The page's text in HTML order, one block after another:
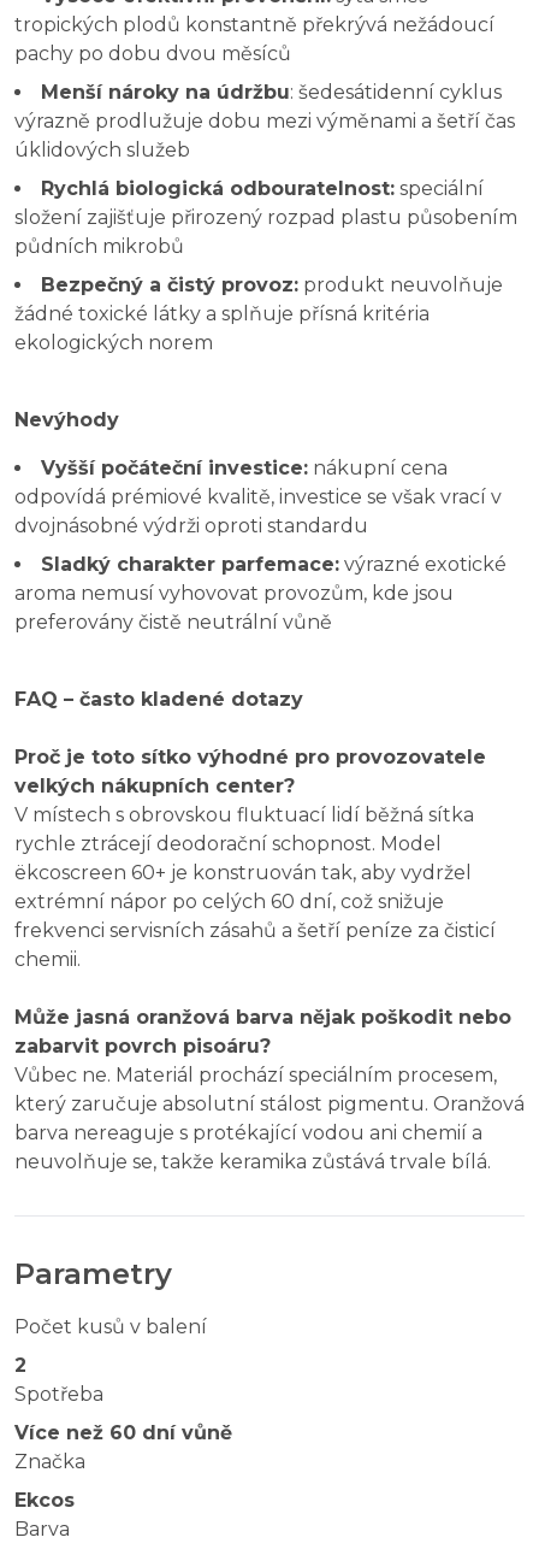
tropických plodů konstantně překrývá nežádoucí
pachy po dobu dvou měsíců
Menší nároky na údržbu: šedesátidenní cyklus
výrazně prodlužuje dobu mezi výměnami a šetří čas
úklidových služeb
Rychlá biologická odbouratelnost: speciální
složení zajišťuje přirozený rozpad plastu působením
půdních mikrobů
Bezpečný a čistý provoz: produkt neuvolňuje
žádné toxické látky a splňuje přísná kritéria
ekologických norem
Nevýhody
Vyšší počáteční investice: nákupní cena
odpovídá prémiové kvalitě, investice se však vrací v
dvojnásobné výdrži oproti standardu
Sladký charakter parfemace: výrazné exotické
aroma nemusí vyhovovat provozům, kde jsou
preferovány čistě neutrální vůně
FAQ – často kladené dotazy
Proč je toto sítko výhodné pro provozovatele
velkých nákupních center?
V místech s obrovskou fluktuací lidí běžná sítka
rychle ztrácejí deodorační schopnost. Model
ëkcoscreen 60+ je konstruován tak, aby vydržel
extrémní nápor po celých 60 dní, což snižuje
frekvenci servisních zásahů a šetří peníze za čisticí
chemii.
Může jasná oranžová barva nějak poškodit nebo
zabarvit povrch pisoáru?
Vůbec ne. Materiál prochází speciálním procesem,
který zaručuje absolutní stálost pigmentu. Oranžová
barva nereaguje s protékající vodou ani chemií a
neuvolňuje se, takže keramika zůstává trvale bílá.
Parametry
Počet kusů v balení
2
Spotřeba
Více než 60 dní vůně
Značka
Ekcos
Barva